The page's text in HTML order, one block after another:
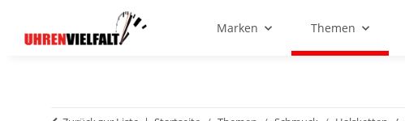
Marken Themen